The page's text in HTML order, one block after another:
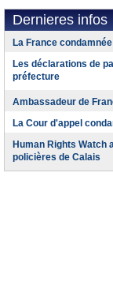
Dernieres infos
La France
Les déclarations de
préfecture
Ambassadeur de
La Cour d'appel
Human Rights Watch
policières de Calais